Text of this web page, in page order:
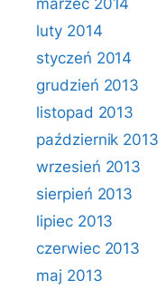
marzec 2014
luty 2014
styczeń 2014
grudzień 2013
listopad 2013
październik 2013
wrzesień 2013
sierpień 2013
lipiec 2013
czerwiec 2013
maj 2013